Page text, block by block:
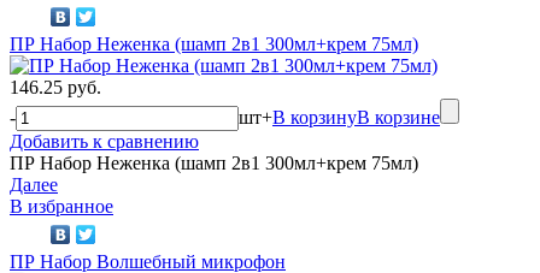
ПР Набор Неженка (шамп 2в1 300мл+крем 75мл)
146.25 руб.
-
шт+В корзинуВ корзине
Добавить к сравнению
ПР Набор Неженка (шамп 2в1 300мл+крем 75мл)
Далее
В избранное
ПР Набор Волшебный микрофон